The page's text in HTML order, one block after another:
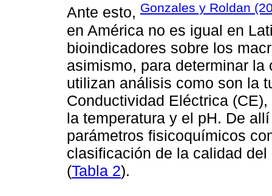
Ante esto, Gonzales y Roldan
en América no es igual en
bioindicadores sobre los
asimismo, para determinar
utilizan análisis como son la
Conductividad Eléctrica
la temperatura y el pH. De
parámetros fisicoquímicos
clasificación de la calidad
(Tabla 2).